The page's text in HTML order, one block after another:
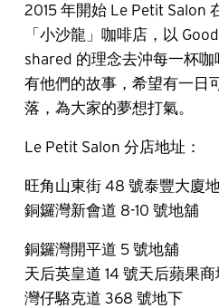
2015 年開始 Le Petit Salon
「小沙龍」咖啡店，以
shared 的理念去沖每一杯
有他們的故事，希望有一日
落，為大家的夢想打氣。
Le Petit Salon 分店地址：
旺角山東街 48 號泰豐大廈
銅鑼灣新會道 8-10 號地舖
銅鑼灣開平道 5 號地舖
天后英皇道 14 號天后蘋果商
灣仔駱克道 368 號地下